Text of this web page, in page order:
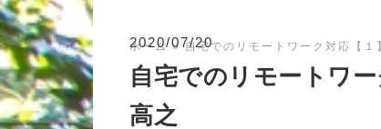
ホーム»自宅でのリモートワーク対応【１
2020/07/20
自宅でのリモートワ
高之